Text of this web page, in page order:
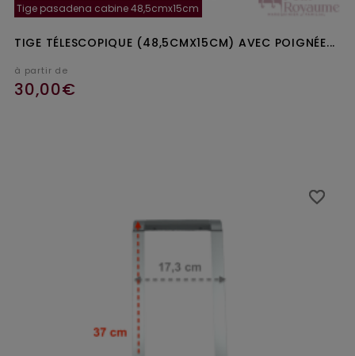
Tige pasadena cabine 48,5cmx15cm
TIGE TÉLESCOPIQUE (48,5CMX15CM) AVEC POIGNÉE...
à partir de
30,00€
favorite_border
favorite_border